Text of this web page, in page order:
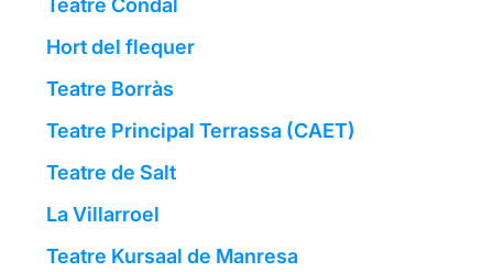
Teatre Condal
Hort del flequer
Teatre Borràs
Teatre Principal Terrassa (CAET)
Teatre de Salt
La Villarroel
Teatre Kursaal de Manresa